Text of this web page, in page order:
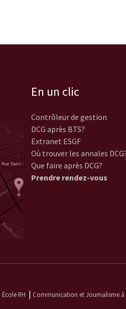
En un clic
Contrôleur de gestion
DCG après BTS?
Extranet ESGF
Où trouver les annales
Que faire après DCG?
Prendre rendez-vous
École RH | Communication et Journalisme à